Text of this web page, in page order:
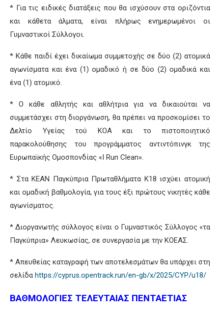
* Για τις ειδικές διατάξεις που θα ισχύσουν στα οριζόντια
και κάθετα άλματα, είναι πλήρως ενημερωμένοι οι
Γυμναστικοί Σύλλογοι.
* Κάθε παιδί έχει δικαίωμα συμμετοχής σε δύο (2) ατομικά
αγωνίσματα και ένα (1) ομαδικό ή σε δύο (2) ομαδικά και
ένα (1) ατομικό.
* Ο κάθε αθλητής και αθλήτρια για να δικαιούται να
συμμετάσχει στη διοργάνωση, θα πρέπει να προσκομίσει το
Δελτίο Υγείας τού ΚΟΑ και το πιστοποιητικό
παρακολούθησης του προγράμματος αντιντόπινγκ της
Ευρωπαϊκής Ομοσπονδίας «I Run Clean».
* Στα ΚΕΑΝ Παγκύπρια Πρωταθλήματα Κ18 ισχύει ατομική
και ομαδική βαθμολογία, για τους έξι πρώτους νικητές κάθε
αγωνίσματος.
* Διοργανωτής σύλλογος είναι ο Γυμναστικός Σύλλογος «τα
Παγκύπρια» Λευκωσίας, σε συνεργασία με την ΚΟΕΑΣ.
* Απευθείας καταγραφή των αποτελεσμάτων θα υπάρχει στη
σελίδα https://cyprus.opentrack.run/en-gb/x/2025/CYP/u18/
ΒΑΘΜΟΛΟΓΙΕΣ ΤΕΛΕΥΤΑΙΑΣ ΠΕΝΤΑΕΤΙΑΣ